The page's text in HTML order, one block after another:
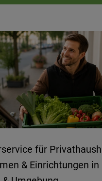
für
& Einrichtungen in